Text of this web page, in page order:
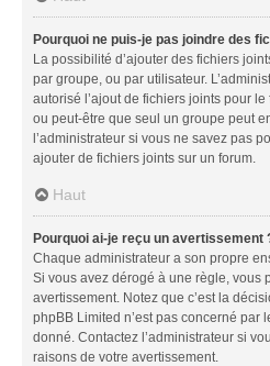
Pourquoi ne puis-je pas joindre des
La possibilité d’ajouter des fichiers
par groupe, ou par utilisateur.
autorisé l’ajout de fichiers joints pour
ou peut-être que seul un groupe peut
l’administrateur si vous ne savez pas
ajouter de fichiers joints sur un forum.
Haut
Pourquoi ai-je reçu un avertissement
Chaque administrateur a son propre
Si vous avez dérogé à une règle, vous
avertissement. Notez que c’est la
phpBB Limited n’est pas concerné par
donné. Contactez l’administrateur si
raisons de votre avertissement.